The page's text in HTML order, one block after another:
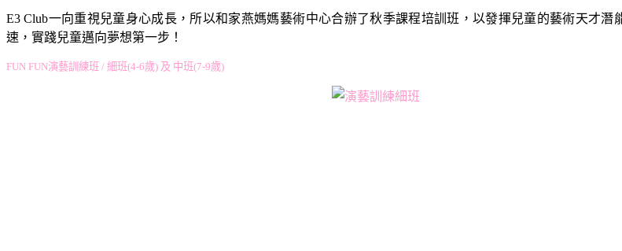
E3 Club一向重視兒童身心成長，所以和家燕媽媽藝術中心合辦了秋季課程培訓班，以發揮兒童的藝術天才
速，實踐兒童邁向夢想第一步！
FUN FUN演藝訓練班 / 細班(4-6歲) 及 中班(7-9歲)